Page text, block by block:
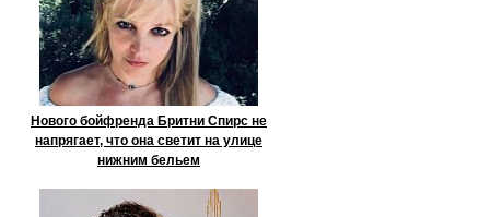
Нового бойфренда Бритни Спирс не
напрягает, что она светит на улице
нижним бельем